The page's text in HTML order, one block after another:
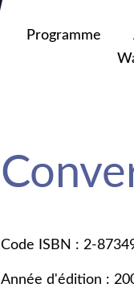
Programme
Code ISBN : 2-
Année d'édition :